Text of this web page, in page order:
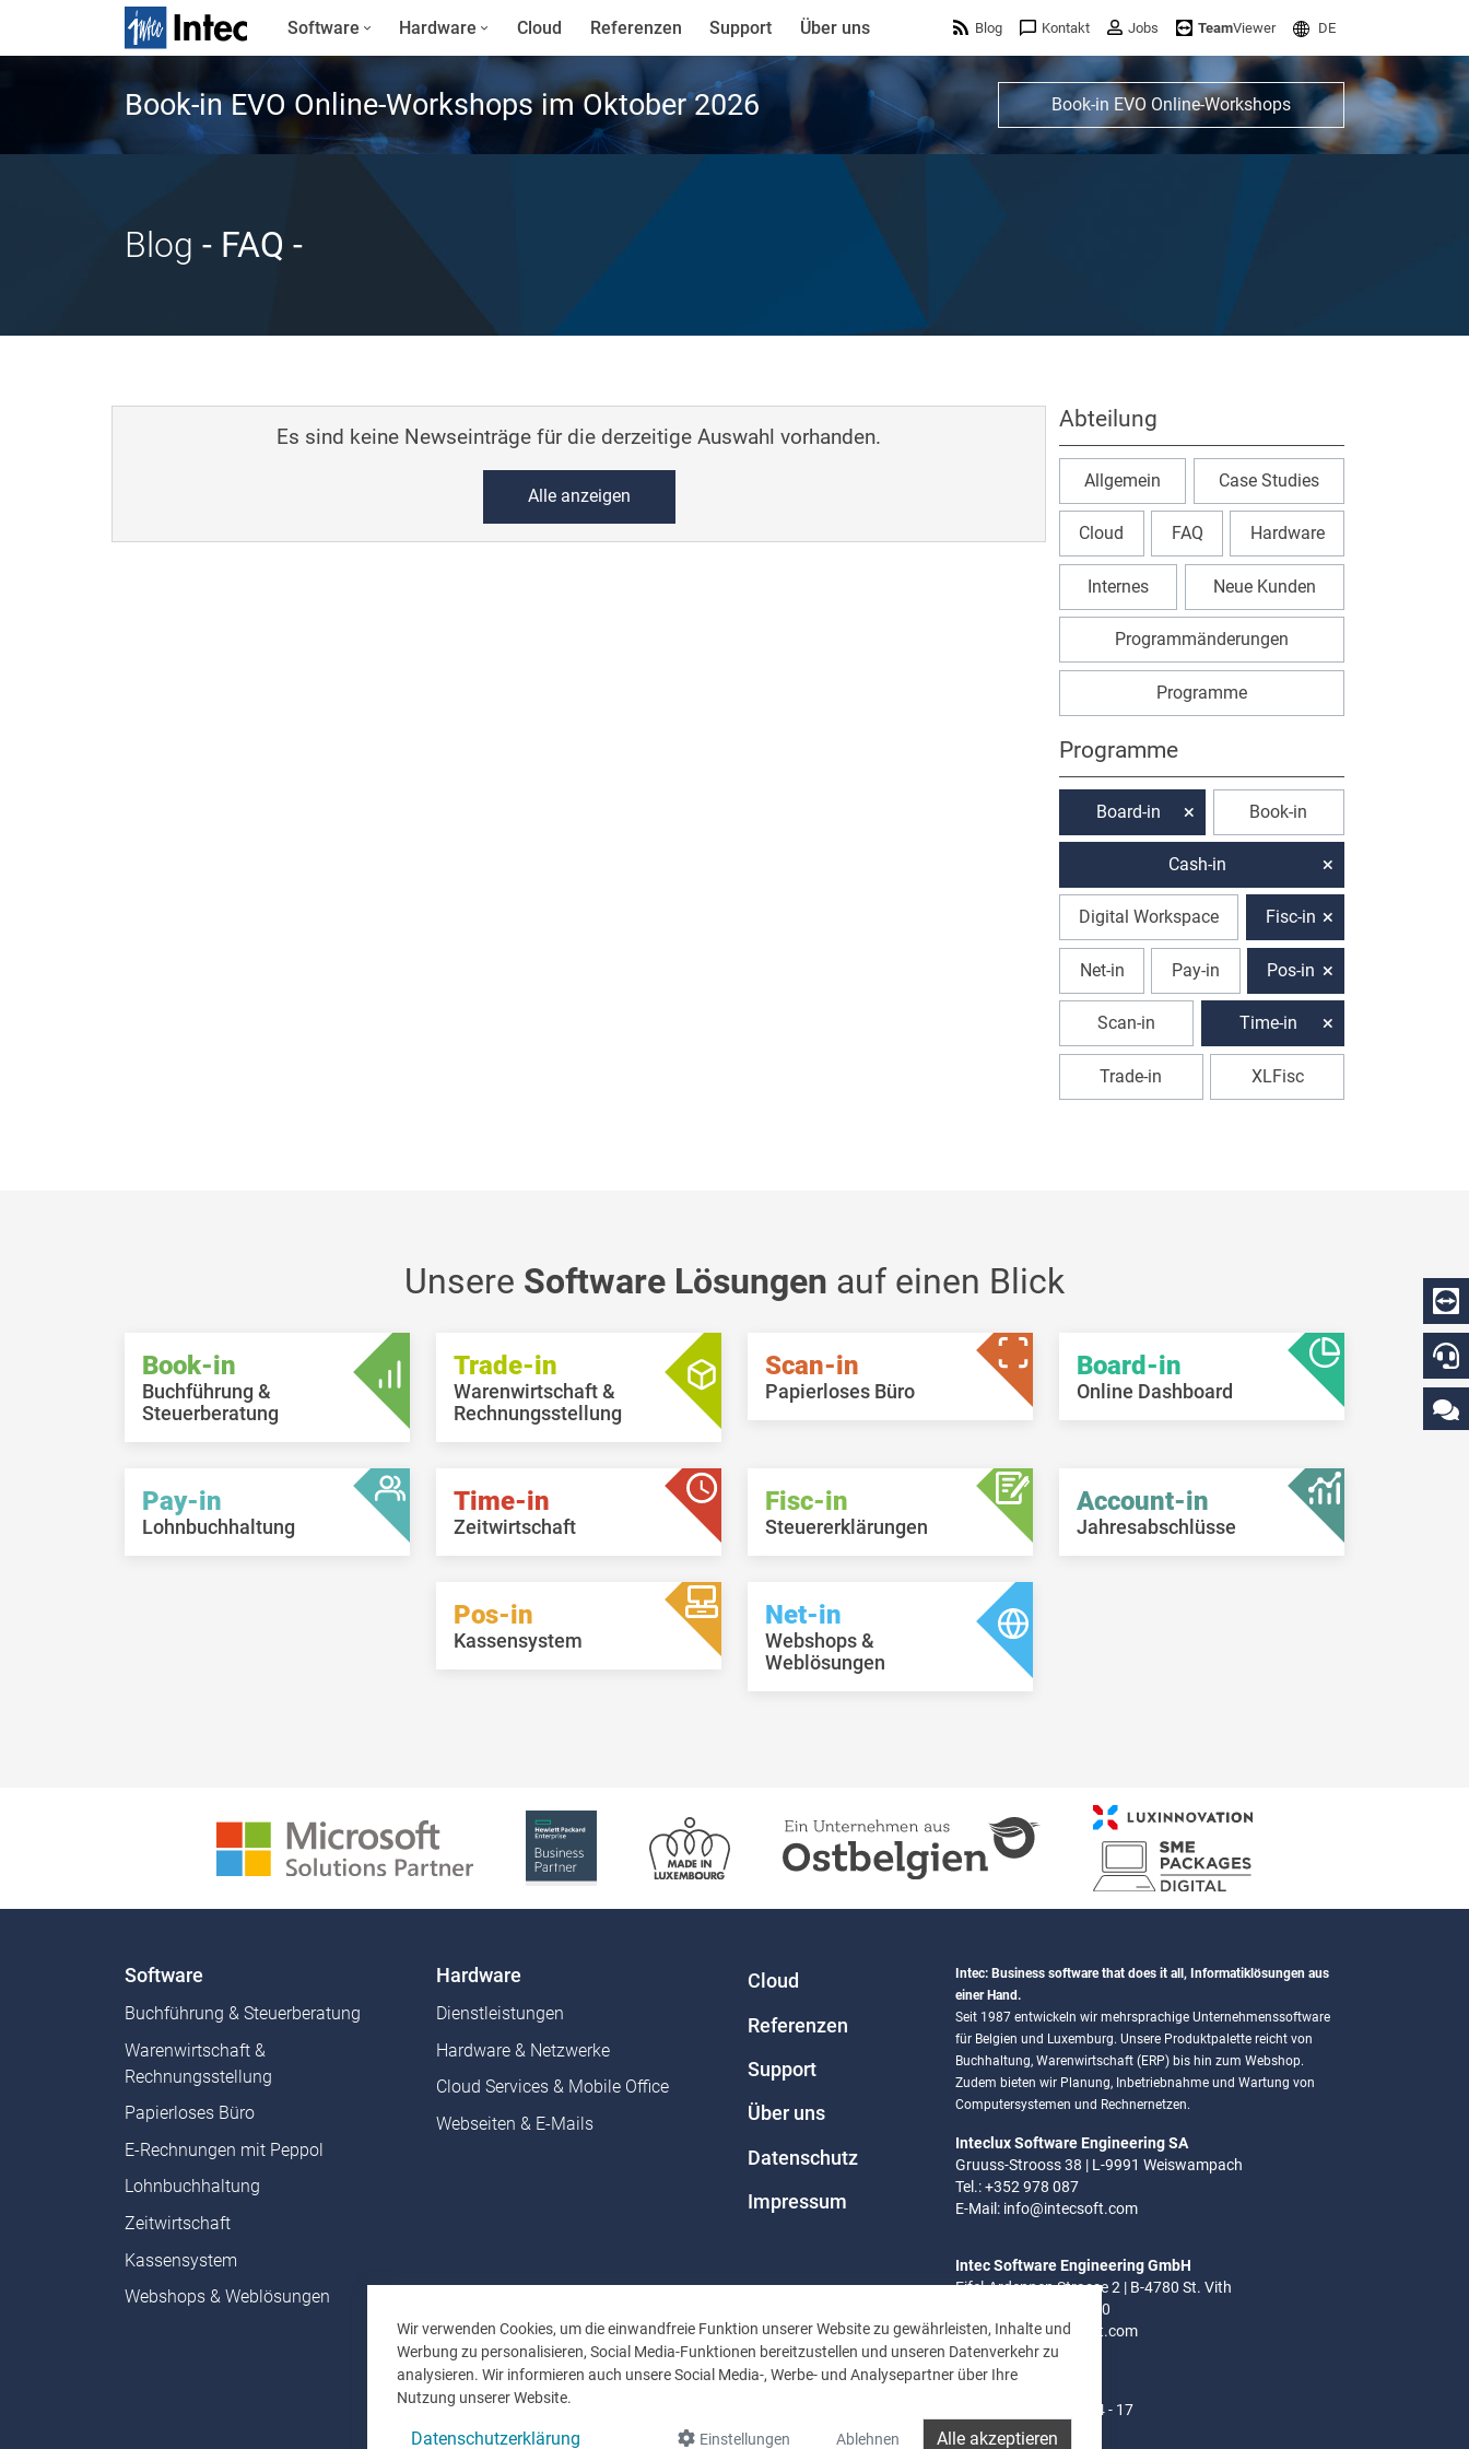
Wir verwenden Cookies, um die einwandfreie Funktion unserer Website zu gewährleisten, Inhalte und
Werbung zu personalisieren, Social Media-Funktionen bereitzustellen und unseren Datenverkehr zu
analysieren. Wir informieren auch unsere Social Media-, Werbe- und Analysepartner über Ihre
Nutzung unserer Website.
Datenschutzerklärung Einstellungen Ablehnen Alle akzeptieren
Software Hardware Cloud Referenzen Support Über uns Blog Kontakt Jobs TeamViewer DE
Book-in EVO Online-Workshops im Oktober 2026 Book-in EVO Online-Workshops
Blog - FAQ -
Es sind keine Newseinträge für die derzeitige Auswahl vorhanden.
Alle anzeigen
Abteilung
Allgemein Case Studies
Cloud FAQ Hardware
Internes Neue Kunden
Programmänderungen
Programme
Programme
Board-in Book-in
Cash-in
Digital Workspace Fisc-in
Net-in Pay-in Pos-in
Scan-in Time-in
Trade-in XLFisc
Unsere Software Lösungen auf einen Blick
Book-in
Buchführung &
Steuerberatung
Trade-in
Warenwirtschaft &
Rechnungsstellung
Scan-in
Papierloses Büro
Board-in
Online Dashboard
Pay-in
Lohnbuchhaltung
Time-in
Zeitwirtschaft
Fisc-in
Steuererklärungen
Account-in
Jahresabschlüsse
Pos-in
Kassensystem
Net-in
Webshops &
Weblösungen
Software
Buchführung & Steuerberatung
Warenwirtschaft &
Rechnungsstellung
Papierloses Büro
E-Rechnungen mit Peppol
Lohnbuchhaltung
Zeitwirtschaft
Kassensystem
Webshops & Weblösungen
Hardware
Dienstleistungen
Hardware & Netzwerke
Cloud Services & Mobile Office
Webseiten & E-Mails
Cloud
Referenzen
Support
Über uns
Datenschutz
Impressum
Intec: Business software that does it all, Informatiklösungen aus
einer Hand.
Seit 1987 entwickeln wir mehrsprachige Unternehmenssoftware
für Belgien und Luxemburg. Unsere Produktpalette reicht von
Buchhaltung, Warenwirtschaft (ERP) bis hin zum Webshop.
Zudem bieten wir Planung, Inbetriebnahme und Wartung von
Computersystemen und Rechnernetzen.
Inteclux Software Engineering SA
Gruuss-Strooss 38 | L-9991 Weiswampach
Tel.: +352 978 087
E-Mail: info@intecsoft.com
Intec Software Engineering GmbH
Eifel-Ardennen Strasse 2 | B-4780 St. Vith
Tel.: +32 (0)80 280 080
E-Mail:info@intecsoft.com
Mo - Do: 8 - 12 Uhr | 14 - 17
Uhr